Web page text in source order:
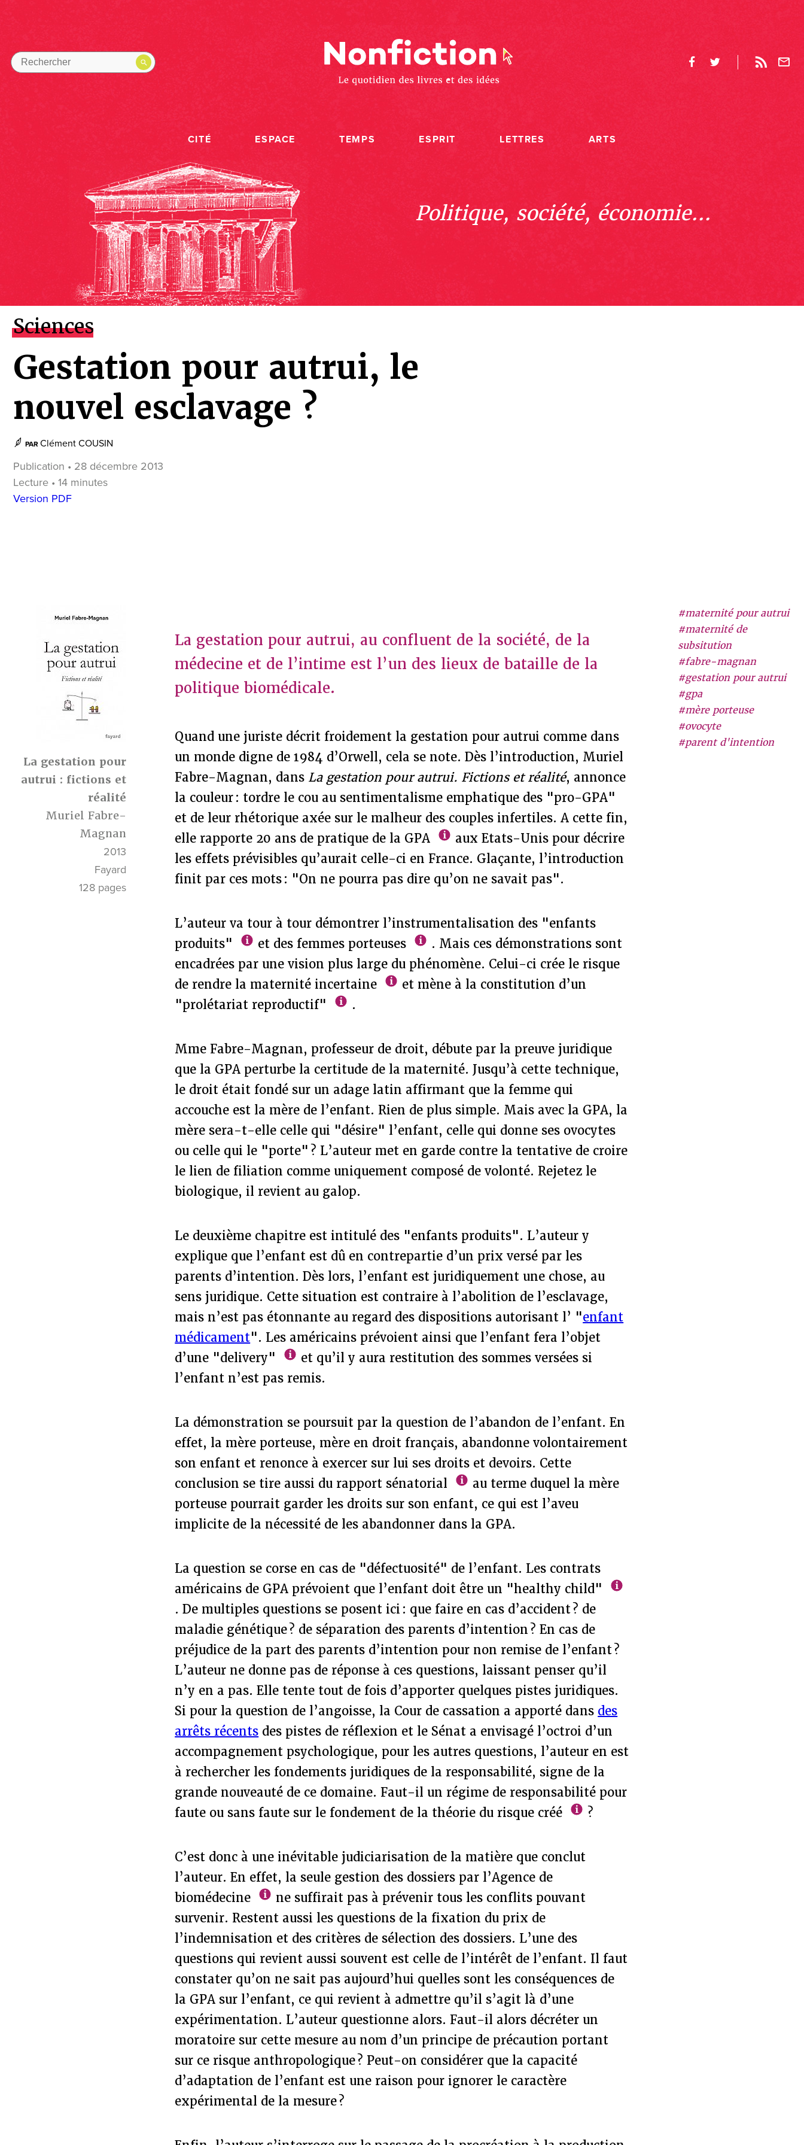
CITÉ ESPACE TEMPS ESPRIT LETTRES ARTS
Politique, société, économie...
Sciences
Gestation pour autrui, le
nouvel esclavage ?
PAR Clément COUSIN
Publication • 28 décembre 2013
Lecture • 14 minutes
Version PDF
La gestation pour
autrui : fictions et
réalité
Muriel Fabre-
Magnan
2013
Fayard
128 pages
#maternité pour autrui
#maternité de
subsitution
#fabre-magnan
#gestation pour autrui
#gpa
#mère porteuse
#ovocyte
#parent d'intention
La gestation pour autrui, au confluent de la société, de la
médecine et de l’intime est l’un des lieux de bataille de la
politique biomédicale.
Quand une juriste décrit froidement la gestation pour autrui comme dans
un monde digne de 1984 d’Orwell, cela se note. Dès l’introduction, Muriel
Fabre-Magnan, dans La gestation pour autrui. Fictions et réalité, annonce
la couleur : tordre le cou au sentimentalisme emphatique des "pro-GPA"
et de leur rhétorique axée sur le malheur des couples infertiles. A cette fin,
elle rapporte 20 ans de pratique de la GPA
aux Etats-Unis pour décrire
les effets prévisibles qu’aurait celle-ci en France. Glaçante, l’introduction
finit par ces mots : "On ne pourra pas dire qu’on ne savait pas".
L’auteur va tour à tour démontrer l’instrumentalisation des "enfants
produits"
et des femmes porteuses
. Mais ces démonstrations sont
encadrées par une vision plus large du phénomène. Celui-ci crée le risque
de rendre la maternité incertaine
et mène à la constitution d’un
"prolétariat reproductif"
.
Mme Fabre-Magnan, professeur de droit, débute par la preuve juridique
que la GPA perturbe la certitude de la maternité. Jusqu’à cette technique,
le droit était fondé sur un adage latin affirmant que la femme qui
accouche est la mère de l’enfant. Rien de plus simple. Mais avec la GPA, la
mère sera-t-elle celle qui "désire" l’enfant, celle qui donne ses ovocytes
ou celle qui le "porte" ? L’auteur met en garde contre la tentative de croire
le lien de filiation comme uniquement composé de volonté. Rejetez le
biologique, il revient au galop.
Le deuxième chapitre est intitulé des "enfants produits". L’auteur y
explique que l’enfant est dû en contrepartie d’un prix versé par les
parents d’intention. Dès lors, l’enfant est juridiquement une chose, au
sens juridique. Cette situation est contraire à l’abolition de l’esclavage,
mais n’est pas étonnante au regard des dispositions autorisant l’ "enfant
médicament". Les américains prévoient ainsi que l’enfant fera l’objet
d’une "delivery"
et qu’il y aura restitution des sommes versées si
l’enfant n’est pas remis.
La démonstration se poursuit par la question de l’abandon de l’enfant. En
effet, la mère porteuse, mère en droit français, abandonne volontairement
son enfant et renonce à exercer sur lui ses droits et devoirs. Cette
conclusion se tire aussi du rapport sénatorial
au terme duquel la mère
porteuse pourrait garder les droits sur son enfant, ce qui est l’aveu
implicite de la nécessité de les abandonner dans la GPA.
La question se corse en cas de "défectuosité" de l’enfant. Les contrats
américains de GPA prévoient que l’enfant doit être un "healthy child"
. De multiples questions se posent ici : que faire en cas d’accident ? de
maladie génétique ? de séparation des parents d’intention ? En cas de
préjudice de la part des parents d’intention pour non remise de l’enfant ?
L’auteur ne donne pas de réponse à ces questions, laissant penser qu’il
n’y en a pas. Elle tente tout de fois d’apporter quelques pistes juridiques.
Si pour la question de l’angoisse, la Cour de cassation a apporté dans des
arrêts récents des pistes de réflexion et le Sénat a envisagé l’octroi d’un
accompagnement psychologique, pour les autres questions, l’auteur en est
à rechercher les fondements juridiques de la responsabilité, signe de la
grande nouveauté de ce domaine. Faut-il un régime de responsabilité pour
faute ou sans faute sur le fondement de la théorie du risque créé
?
C’est donc à une inévitable judiciarisation de la matière que conclut
l’auteur. En effet, la seule gestion des dossiers par l’Agence de
biomédecine
ne suffirait pas à prévenir tous les conflits pouvant
survenir. Restent aussi les questions de la fixation du prix de
l’indemnisation et des critères de sélection des dossiers. L’une des
questions qui revient aussi souvent est celle de l’intérêt de l’enfant. Il faut
constater qu’on ne sait pas aujourd’hui quelles sont les conséquences de
la GPA sur l’enfant, ce qui revient à admettre qu’il s’agit là d’une
expérimentation. L’auteur questionne alors. Faut-il alors décréter un
moratoire sur cette mesure au nom d’un principe de précaution portant
sur ce risque anthropologique ? Peut-on considérer que la capacité
d’adaptation de l’enfant est une raison pour ignorer le caractère
expérimental de la mesure ?